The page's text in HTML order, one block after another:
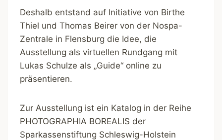
Deshalb entstand auf Initiative von Birthe
Thiel und Thomas Beirer von der Nospa-
Zentrale in Flensburg die Idee, die
Ausstellung als virtuellen Rundgang mit
Lukas Schulze als „Guide“ online zu
präsentieren.
Zur Ausstellung ist ein Katalog in der Reihe
PHOTOGRAPHIA BOREALIS der
Sparkassenstiftung Schleswig-Holstein